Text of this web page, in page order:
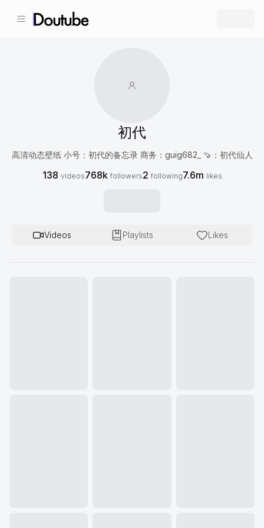
初代
高清动态壁纸 小号：初代的备忘录 商务：guig682_ 🍠：初代仙人
138 videos768k followers2 following7.6m likes
Videos Playlists Likes